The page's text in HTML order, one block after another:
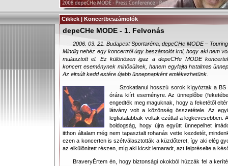
Cikkek | Koncertbeszámolók
depeCHe MODE - 1. Felvonás
2006. 03. 21. Budapest Sportaréna, depeCHe MODE –
Mindig nehéz egy koncertről úgy beszámolót írni, hogy aki nem
mulasztott el. Ez különösen igaz a depeCHe MODE
koncert eseménynek minősülnek, hanem egyfajta hatalmas
Az elmúlt kedd estére újabb ünnepnapként emlékezhetünk.
Szokatlanul hosszú sorok kígyóztak a
órára kiírt eseményre. Az ünneplőbe
engedték meg maguknak, hogy a feketétől
látvány volt a közönség összetétele. Az
legfiatalabbak voltak ezúttal a
boldogság, hogy újra együtt ünnepelhet
itthon általam még nem tapasztalt rohanás vette kezdetét,
ezen a koncerten is szétválasztották a küzdőteret, így aki elég
az elkülönített részen, míg aki kicsit lemaradt, azt felpréselte a
BraveryÉrtem én, hogy biztonsági okokból húzzák fel a